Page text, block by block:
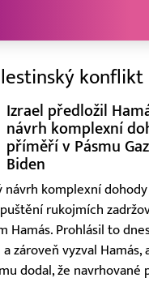
konflikt
Izrael předložil
návrh komplexní
příměří v Pásmu
Biden
návrh komplexní
rukojmích
Hamás. Prohlásil to
zároveň vyzval Hamás,
dodal, že navrhované